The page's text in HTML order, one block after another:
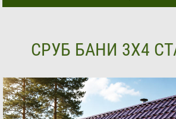
СРУБ БАНИ 3Х4